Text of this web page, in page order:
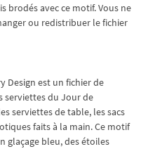
brodés avec ce motif. Vous ne
ou redistribuer le fichier
Design est un fichier de
serviettes du Jour de
serviettes de table, les sacs
faits à la main. Ce motif
glaçage bleu, des étoiles